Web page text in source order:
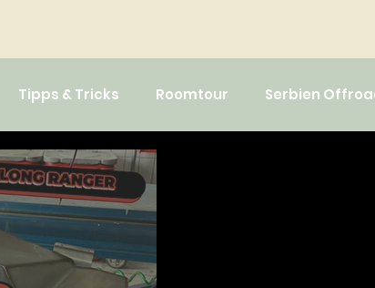
Tipps & Tricks Roomtour Serbien
Fahrzeuge Sardinien